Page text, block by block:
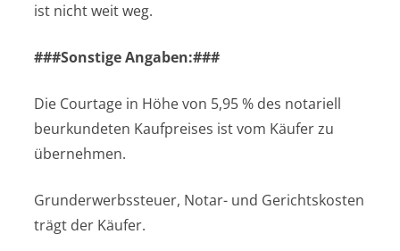
ist nicht weit weg.
###Sonstige Angaben:###
Die Courtage in Höhe von 5,95 % des notariell
beurkundeten Kaufpreises ist vom Käufer zu
übernehmen.
Grunderwerbssteuer, Notar- und Gerichtskosten
trägt der Käufer.